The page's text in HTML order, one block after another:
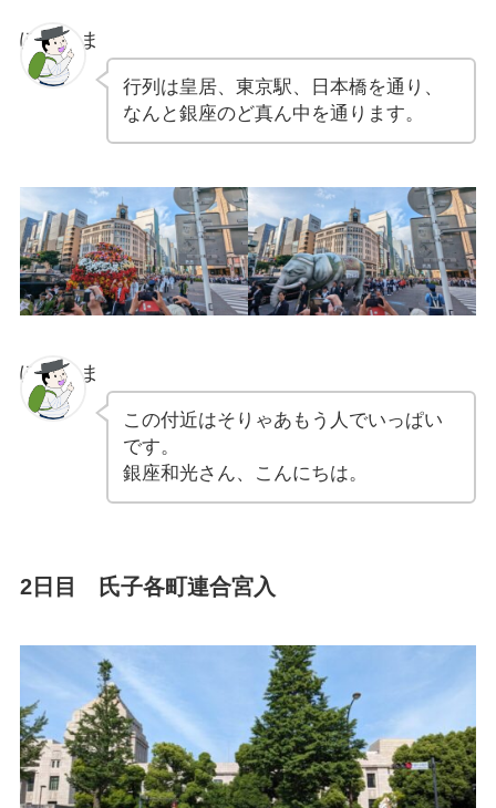
ぽちゃま
行列は皇居、東京駅、日本橋を通り、
なんと銀座のど真ん中を通ります。
ぽちゃま
この付近はそりゃあもう人でいっぱい
です。
銀座和光さん、こんにちは。
2日目 氏子各町連合宮入